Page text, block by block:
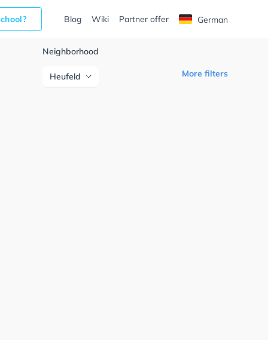
Blog Wiki Partner offer German
Neighborhood
Heufeld More filters